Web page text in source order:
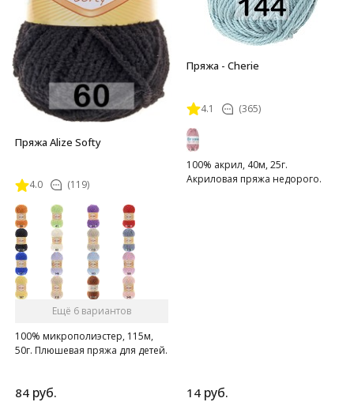
Пряжа Alize Softy
4.0 (119)
Ещё 6 вариантов
100% микрополиэстер, 115м,
50г. Плюшевая пряжа для детей.
84 руб.
Пряжа - Cherie
4.1 (365)
100% акрил, 40м, 25г.
Акриловая пряжа недорого.
14 руб.